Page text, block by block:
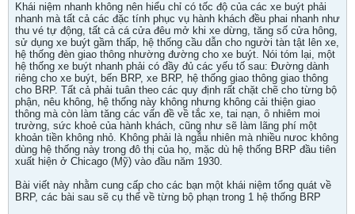
Khái niệm nhanh không nên hiểu chỉ có tốc độ của các xe buýt phải
nhanh mà tất cả các đặc tính phục vụ hành khách đều phai nhanh như
thu vé tự động, tất cả cá cửa đêu mở khi xe dừng, tăng số cửa hông,
sử dụng xe buýt gầm thấp, hệ thống cầu dẫn cho người tàn tật lên xe,
hệ thống đèn giao thông nhường đường cho xe buýt. Nói tóm lại, một
hệ thống xe buýt nhanh phải có đầy đủ các yếu tố sau: Đường dành
riêng cho xe buýt, bến BRP, xe BRP, hệ thống giao thông giao thông
cho BRP. Tất cả phải tuân theo các quy định rất chặt chẽ cho từng bộ
phận, nêu không, hệ thống này không nhưng không cải thiện giao
thông mà còn làm tăng các vấn đề về tắc xe, tai nạn, ô nhiêm moi
trường, sức khoẻ của hành khách, cũng như sẽ làm lãng phí một
khoản tiền không nhỏ. Không phải là ngẫu nhiên mà nhiều nưoc không
dùng hệ thống này trong đô thị của họ, mặc dù hệ thống BRP đầu tiên
xuất hiện ở Chicago (Mỹ) vào đầu năm 1930.
Bài viết này nhằm cung cấp cho các bạn một khái niệm tổng quát về
BRP, các bài sau sẽ cụ thể về từng bộ phạn trong 1 hệ thống BRP